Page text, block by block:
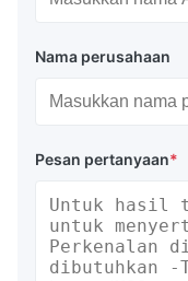
Nama perusahaan
Pesan pertanyaan*